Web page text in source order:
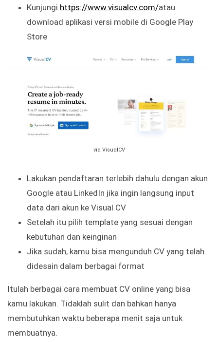
Kunjungi https://www.visualcv.com/atau
download aplikasi versi mobile di Google Play
Store
via VisualCV
Lakukan pendaftaran terlebih dahulu dengan akun
Google atau LinkedIn jika ingin langsung input
data dari akun ke Visual CV
Setelah itu pilih template yang sesuai dengan
kebutuhan dan keinginan
Jika sudah, kamu bisa mengunduh CV yang telah
didesain dalam berbagai format
Itulah berbagai cara membuat CV online yang bisa
kamu lakukan. Tidaklah sulit dan bahkan hanya
membutuhkan waktu beberapa menit saja untuk
membuatnya.